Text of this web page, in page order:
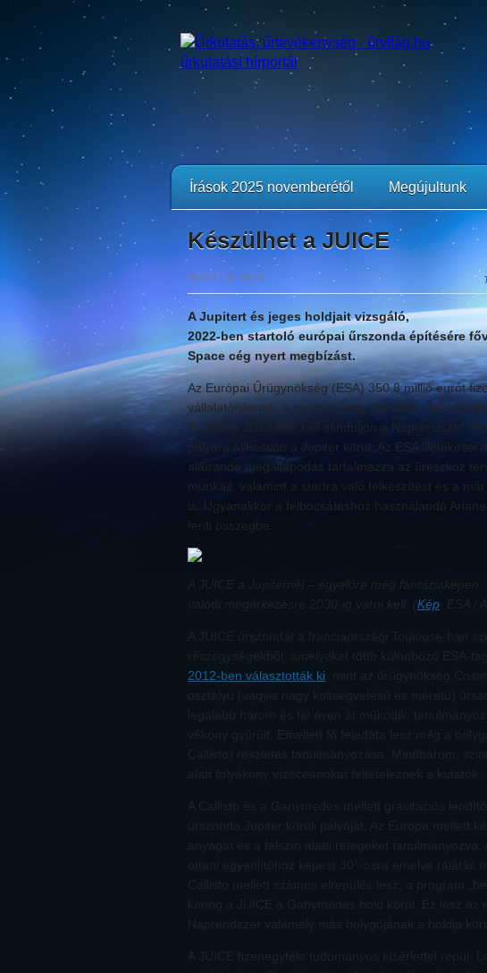
Írások 2025 novemberétől Megújultunk
Készülhet a JUICE
2015.07.21. 06:15
A Jupitert és jeges holdjait vizsgáló,
2022-ben startoló európai űrszonda építésére
Space cég nyert megbízást.
Az Európai Űrügynökség (ESA) 350,8 millió eurót
vállalatóriásnak, a munka pedig már idén nyáron
Explorer)
2022-ben kell elinduljon a Naprendszer
pályára állhasson a Jupiter körül. Az ESA illetékesei
aláírandó megállapodás tartalmazza az űreszköz
munkáit, valamint a startra való felkészítést és a
is. Ugyanakkor a felbocsátáshoz használandó
fenti összegbe.
A JUICE a Jupiternél – egyelőre még
valódi megérkezésre 2030-ig várni kell. (Kép: ESA /
A JUICE űrszondát a franciaországi Toulouse-ban
részegységekből, amelyeket több különböző ESA-
2012-ben választották ki , mint az űrügynökség
osztályú (vagyis nagy költségvetésű és méretű)
legalább három és fél éven át működik,
vékony gyűrűit. Emellett fő feladata lesz még a
Callisto) részletes tanulmányozása. Mindhárom,
alatt folyékony vízóceánokat feltételeznek a kutatók.
A Callisto és a Ganymedes mellett gravitációs
űrszonda Jupiter körüli pályáját. Az Europa mellett
anyagát és a felszín alatti rétegeket tanulmányozva.
ottani egyenlítőhöz képest 30°-osra emelve rálátás
Callisto mellett számos elrepülés lesz, a program
kering a JUICE a Ganymedes hold körül. Ez lesz az
Naprendszer valamely más bolygójának a holdja
A JUICE tizenegyféle tudományos kísérlettel repül.